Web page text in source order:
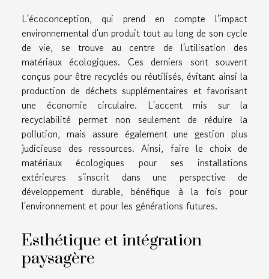
L'écoconception, qui prend en compte l'impact
environnemental d'un produit tout au long de son cycle
de vie, se trouve au centre de l'utilisation des
matériaux écologiques. Ces derniers sont souvent
conçus pour être recyclés ou réutilisés, évitant ainsi la
production de déchets supplémentaires et favorisant
une économie circulaire. L'accent mis sur la
recyclabilité permet non seulement de réduire la
pollution, mais assure également une gestion plus
judicieuse des ressources. Ainsi, faire le choix de
matériaux écologiques pour ses installations
extérieures s'inscrit dans une perspective de
développement durable, bénéfique à la fois pour
l'environnement et pour les générations futures.
Esthétique et intégration
paysagère